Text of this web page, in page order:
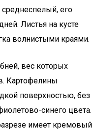
его
Листья на кусте
волнистыми краями.
вес которых
Картофелины
поверхностью, без
синего цвета.
имеет кремовый